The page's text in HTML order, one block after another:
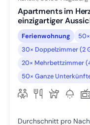
Apartments im
einzigartiger
Ferienwohnung
30× Doppelzimmer (2
20× Mehrbettzimmer
50× Ganze
Durchschnitt pro